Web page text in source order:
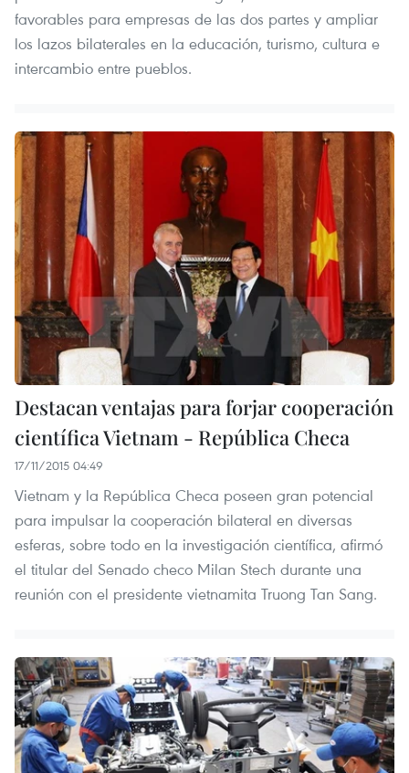
favorables para empresas de las dos partes y ampliar
los lazos bilaterales en la educación, turismo, cultura e
intercambio entre pueblos.
Destacan ventajas para forjar cooperación
científica Vietnam - República Checa
17/11/2015 04:49
Vietnam y la República Checa poseen gran potencial
para impulsar la cooperación bilateral en diversas
esferas, sobre todo en la investigación científica, afirmó
el titular del Senado checo Milan Stech durante una
reunión con el presidente vietnamita Truong Tan Sang.